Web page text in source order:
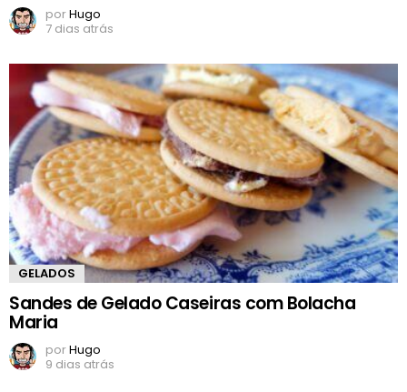
porHugo
7 dias atrás
GELADOS
Sandes de Gelado Caseiras com Bolacha
Maria
porHugo
9 dias atrás